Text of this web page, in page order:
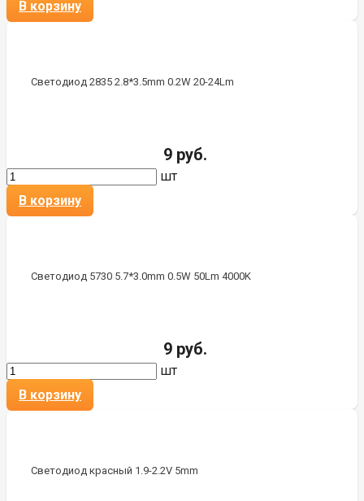
В корзину
Светодиод 2835 2.8*3.5mm 0.2W 20-24Lm
9 руб.
шт
В корзину
Светодиод 5730 5.7*3.0mm 0.5W 50Lm 4000K
9 руб.
шт
В корзину
Светодиод красный 1.9-2.2V 5mm